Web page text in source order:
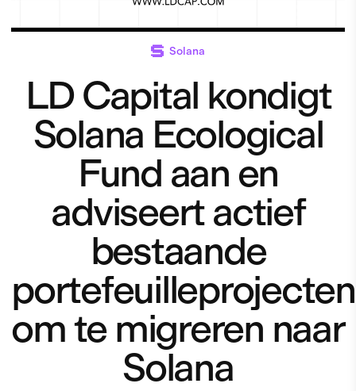
Solana
LD Capital kondigt
Solana Ecological
Fund aan en
adviseert actief
bestaande
portefeuilleprojecten
om te migreren naar
Solana